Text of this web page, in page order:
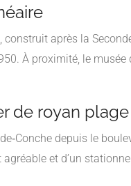
construit après la
À proximité, le
de royan plage
depuis le
et d’un